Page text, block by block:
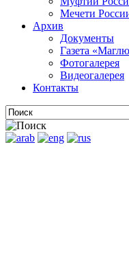
Мечети
Архив
Документы
Газета
Фотогалерея
Видеогалерея
Контакты